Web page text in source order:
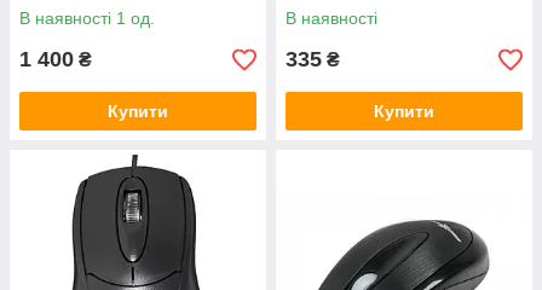
В наявності 1 од.
1 400 ₴
Купити
В наявності
335 ₴
Купити